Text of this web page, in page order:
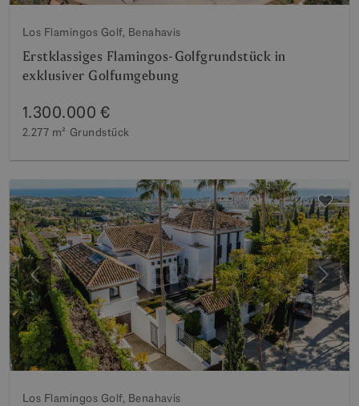
Los Flamingos Golf, Benahavis
Erstklassiges Flamingos-Golfgrundstück in
exklusiver Golfumgebung
1.300.000 €
2.277 m² Grundstück
Vorherige
Los Flamingos Golf, Benahavis